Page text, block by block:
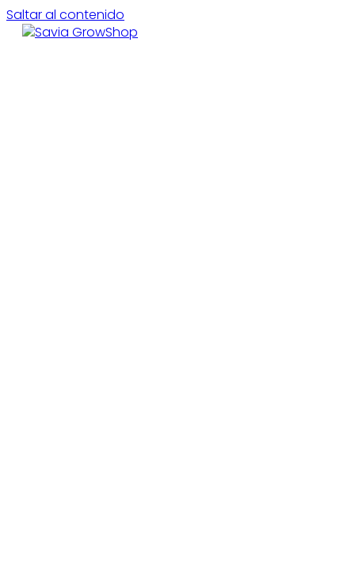
Saltar al contenido